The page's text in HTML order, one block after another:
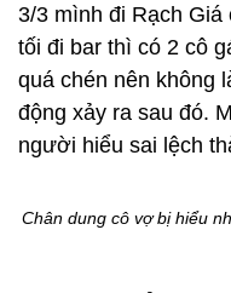
3/3 mình đi Rạch
tối đi bar thì có 2 cô
quá chén nên không
động xảy ra sau đó.
người hiểu sai lệch